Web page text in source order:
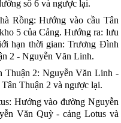
số 6 và ngược lại.
Rồng: Hướng vào cầu Tân
5 của Cảng. Hướng ra: lưu
hạn thời gian: Trương Đình
2 - Nguyễn Văn Linh.
Thuận 2: Nguyễn Văn Linh -
Thuận 2 và ngược lại.
Hướng vào đường Nguyễn
Văn Quỳ - cảng Lotus và